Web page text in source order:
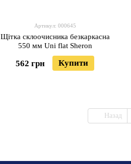
Артикул: 000645
Щітка склоочисника безкаркасна
550 мм Uni flat Sheron
562 грн Купити
Назад